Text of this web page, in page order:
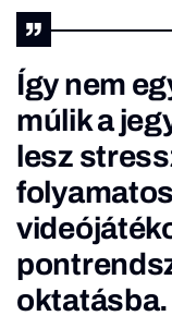
Így nem
múlik a
lesz
oktatásba.